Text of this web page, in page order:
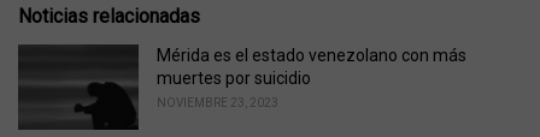
eNoticias relacionadas
Mérida es el estado venezolano con más
muertes por suicidio
NOVIEMBRE 23, 2023